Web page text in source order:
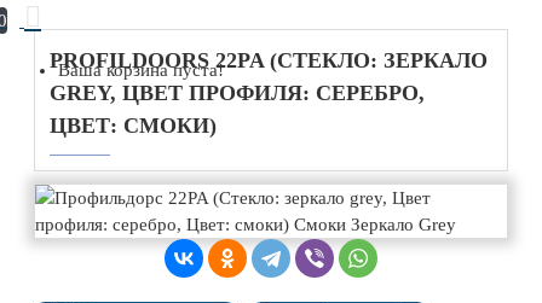
Ваша корзина пуста!
PROFILDOORS 22PA (CТЕКЛО: ЗЕРКАЛО
GREY, ЦВЕТ ПРОФИЛЯ: СЕРЕБРО,
ЦВЕТ: СМОКИ)